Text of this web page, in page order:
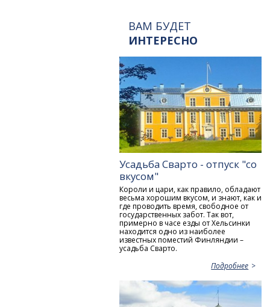
ВАМ БУДЕТ
ИНТЕРЕСНО
Усадьба Сварто - отпуск "со
вкусом"
Короли и цари, как правило, обладают
весьма хорошим вкусом, и знают, как и
где проводить время, свободное от
государственных забот. Так вот,
примерно в часе езды от Хельсинки
находится одно из наиболее
известных поместий Финляндии –
усадьба Сварто.
Подробнее